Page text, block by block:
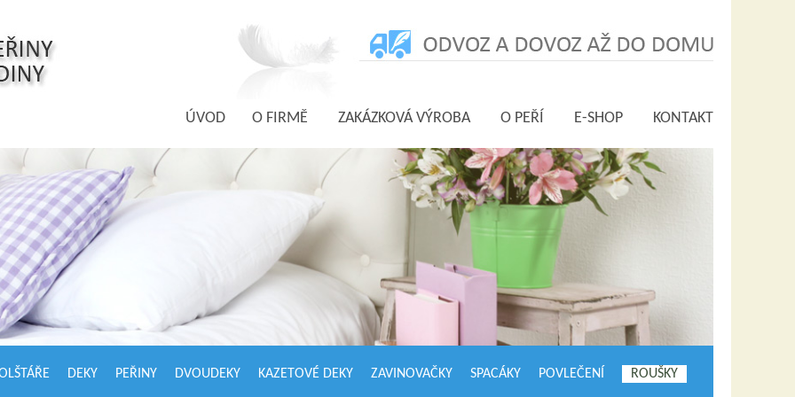
ÚVOD O FIRMĚ ZAKÁZKOVÁ VÝROBA O PEŘÍ E-SHOP KONTAKT
DEKY PEŘINY DVOUDEKY KAZETOVÉ DEKY ZAVINOVAČKY SPACÁKY POVLEČENÍ ROUŠKY